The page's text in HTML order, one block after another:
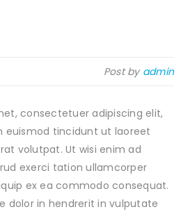
Post by admin
consectetuer adipiscing elit,
euismod tincidunt ut laoreet
volutpat. Ut wisi enim ad
exerci tation ullamcorper
ex ea commodo consequat.
dolor in hendrerit in vulputate